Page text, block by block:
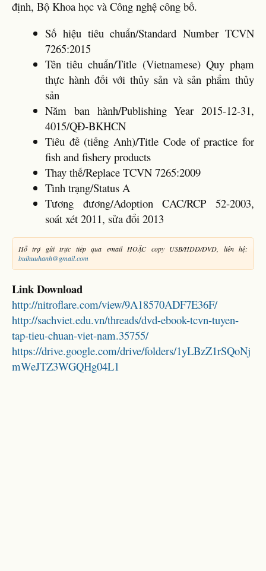
định, Bộ Khoa học và Công nghệ công bố.
Số hiệu tiêu chuẩn/Standard Number TCVN
7265:2015
Tên tiêu chuẩn/Title (Vietnamese) Quy phạm
thực hành đối với thủy sản và sản phẩm thủy
sản
Năm ban hành/Publishing Year 2015-12-31,
4015/QĐ-BKHCN
Tiêu đề (tiếng Anh)/Title Code of practice for
fish and fishery products
Thay thế/Replace TCVN 7265:2009
Tình trạng/Status A
Tương đương/Adoption CAC/RCP 52-2003,
soát xét 2011, sửa đổi 2013
Hỗ trợ gửi trực tiếp qua email HOẶC copy USB/HDD/DVD, liên hệ:
buihuuhanh@gmail.com
Link Download
http://nitroflare.com/view/9A18570ADF7E36F/
http://sachviet.edu.vn/threads/dvd-ebook-tcvn-tuyen-
tap-tieu-chuan-viet-nam.35755/
https://drive.google.com/drive/folders/1yLBzZ1rSQoNj
mWeJTZ3WGQHg04L1